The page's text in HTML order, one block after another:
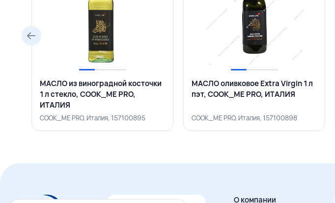
МАСЛО из виноградной косточки
1 л стекло, COOK_ME PRO,
ИТАЛИЯ
COOK_ME PRO, Италия, 157100895
МАСЛО оливковое Extra Virgin 1 л
пэт, COOK_ME PRO, ИТАЛИЯ
COOK_ME PRO, Италия, 157100898
О компании